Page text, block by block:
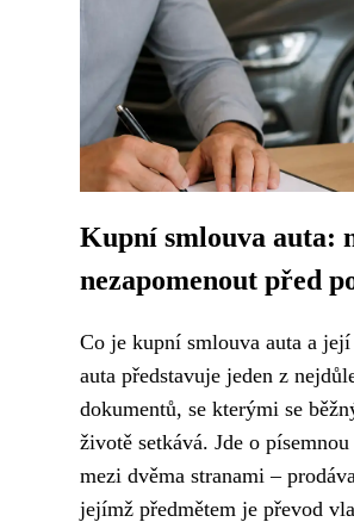
Kupní smlouva auta:
nezapomenout před
Co je kupní smlouva auta a
auta představuje jeden z
dokumentů, se kterými se
životě setkává. Jde o
mezi dvěma stranami –
jejímž předmětem je převod